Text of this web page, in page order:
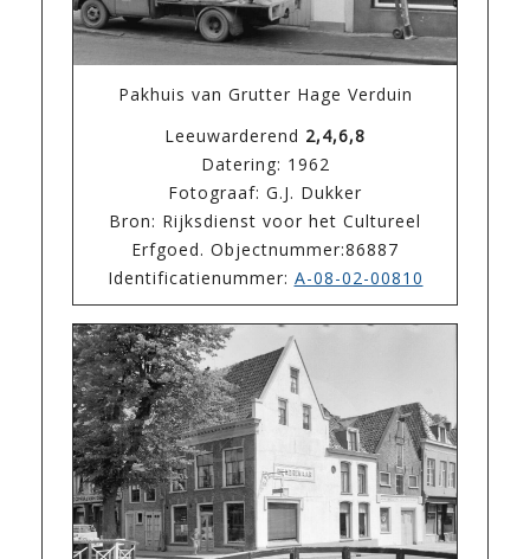
Pakhuis van Grutter Hage Verduin
Leeuwarderend 2,4,6,8
Datering: 1962
Fotograaf: G.J. Dukker
Bron: Rijksdienst voor het Cultureel
Erfgoed. Objectnummer:86887
Identificatienummer: A-08-02-00810